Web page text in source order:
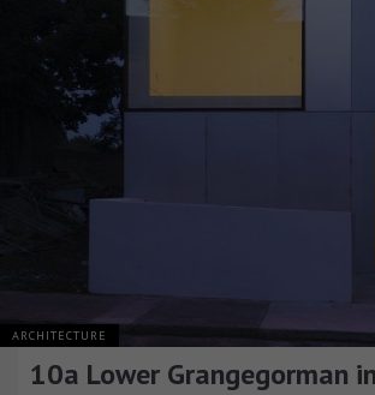
ARCHITECTURE
10a Lower Grangegorman